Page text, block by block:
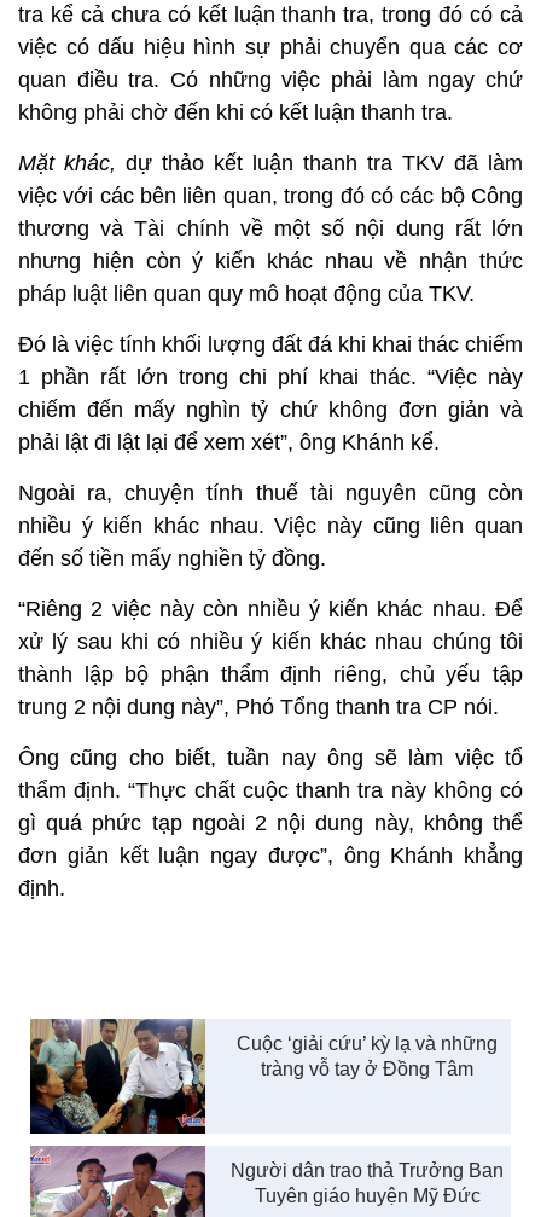
tra kể cả chưa có kết luận thanh tra, trong đó có cả
việc có dấu hiệu hình sự phải chuyển qua các cơ
quan điều tra. Có những việc phải làm ngay chứ
không phải chờ đến khi có kết luận thanh tra.
Mặt khác, dự thảo kết luận thanh tra TKV đã làm
việc với các bên liên quan, trong đó có các bộ Công
thương và Tài chính về một số nội dung rất lớn
nhưng hiện còn ý kiến khác nhau về nhận thức
pháp luật liên quan quy mô hoạt động của TKV.
Đó là việc tính khối lượng đất đá khi khai thác chiếm
1 phần rất lớn trong chi phí khai thác. “Việc này
chiếm đến mấy nghìn tỷ chứ không đơn giản và
phải lật đi lật lại để xem xét”, ông Khánh kể.
Ngoài ra, chuyện tính thuế tài nguyên cũng còn
nhiều ý kiến khác nhau. Việc này cũng liên quan
đến số tiền mấy nghiền tỷ đồng.
“Riêng 2 việc này còn nhiều ý kiến khác nhau. Để
xử lý sau khi có nhiều ý kiến khác nhau chúng tôi
thành lập bộ phận thẩm định riêng, chủ yếu tập
trung 2 nội dung này”, Phó Tổng thanh tra CP nói.
Ông cũng cho biết, tuần nay ông sẽ làm việc tổ
thẩm định. “Thực chất cuộc thanh tra này không có
gì quá phức tạp ngoài 2 nội dung này, không thể
đơn giản kết luận ngay được”, ông Khánh khẳng
định.
Cuộc ‘giải cứu’ kỳ lạ và những
tràng vỗ tay ở Đồng Tâm
Người dân trao thả Trưởng Ban
Tuyên giáo huyện Mỹ Đức